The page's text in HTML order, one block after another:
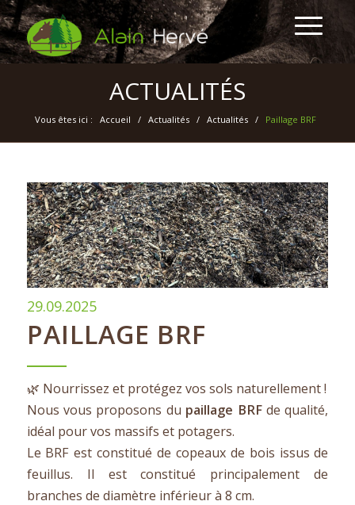
ACTUALITÉS
Vous êtes ici : Accueil / Actualités / Actualités / Paillage BRF
29.09.2025
PAILLAGE BRF
🌿 Nourrissez et protégez vos sols naturellement !
Nous vous proposons du paillage BRFde qualité,
idéal pour vos massifs et potagers.
Le BRF est constitué de copeaux de bois issus de
feuillus. Il est constitué principalement de
branches de diamètre inférieur à 8 cm.